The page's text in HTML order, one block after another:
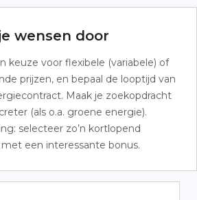
wensen door
keuze voor flexibele (variabele) of
prijzen, en bepaal de looptijd van
Maak je zoekopdracht
(als o.a. groene energie).
selecteer zo’n kortlopend
een interessante bonus.